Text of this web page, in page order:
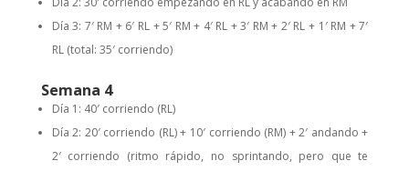
Día 3: 7′ RM + 6′ RL + 5′ RM + 4′ RL + 3′ RM + 2′ RL + 1′ RM + 7′
RL (total: 35′ corriendo)
Semana 4
Día 1: 40′ corriendo (RL)
Día 2: 20′ corriendo (RL) + 10′ corriendo (RM) + 2′ andando +
2′ corriendo (ritmo rápido, no sprintando, pero que te